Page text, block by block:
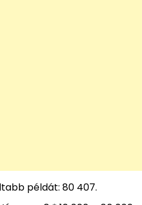
példát: 80 407.